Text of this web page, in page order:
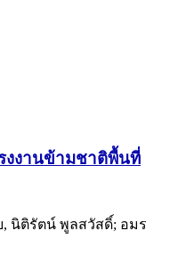
งงานข้ามชาติพื้นที่
, นิติรัตน์ พูลสวัสดิ์; อมร